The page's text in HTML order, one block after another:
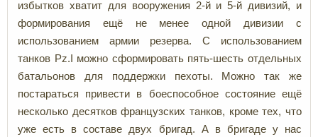
избытков хватит для вооружения 2-й и 5-й дивизий, и
формирования ещё не менее одной дивизии с
использованием армии резерва. С использованием
танков Pz.I можно сформировать пять-шесть отдельных
батальонов для поддержки пехоты. Можно так же
постараться привести в боеспособное состояние ещё
несколько десятков французских танков, кроме тех, что
уже есть в составе двух бригад. А в бригаде у нас